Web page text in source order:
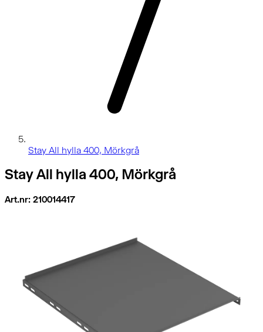
Stay All hylla 400, Mörkgrå
Stay All hylla 400, Mörkgrå
Art.nr: 210014417